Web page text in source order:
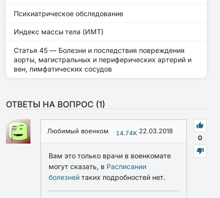
Психиатрическое обследование
Индекс массы тела (ИМТ)
Статья 45 — Болезни и последствия повреждения
аорты, магистральных и периферических артерий и
вен, лимфатических сосудов
ОТВЕТЫ НА ВОПРОС (1)
0
Любимый военком 14.74K 22.03.2018
Вам это только врачи в военкомате
могут сказать, в Расписании
болезней таких подробностей нет.